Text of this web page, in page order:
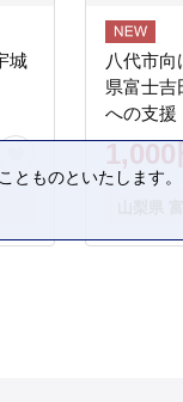
城
八代市
県富士吉
への支援
1,000
山梨県
ものといたします。